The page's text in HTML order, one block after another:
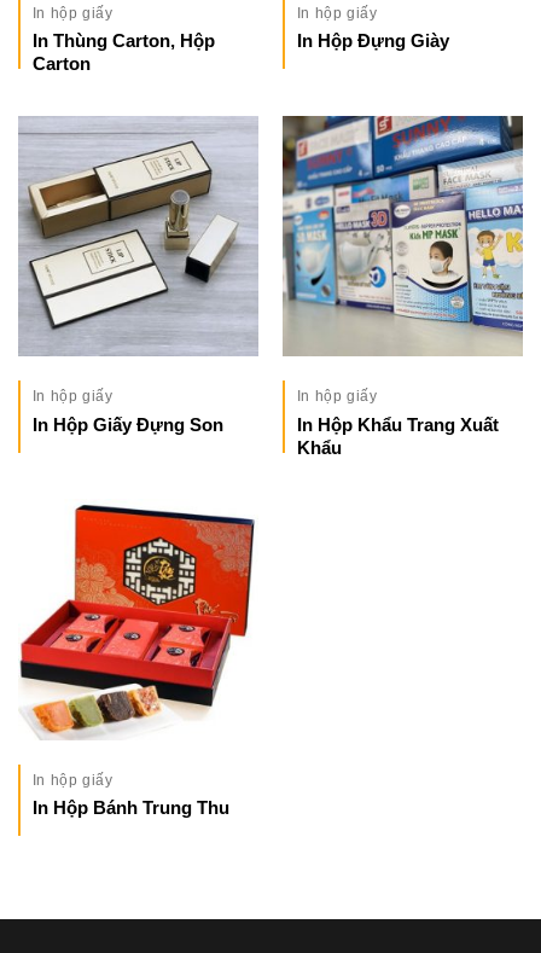
In hộp giấy
In Thùng Carton, Hộp
Carton
In hộp giấy
In Hộp Đựng Giày
In hộp giấy
In Hộp Giấy Đựng Son
In hộp giấy
In Hộp Khẩu Trang Xuất
Khẩu
In hộp giấy
In Hộp Bánh Trung Thu